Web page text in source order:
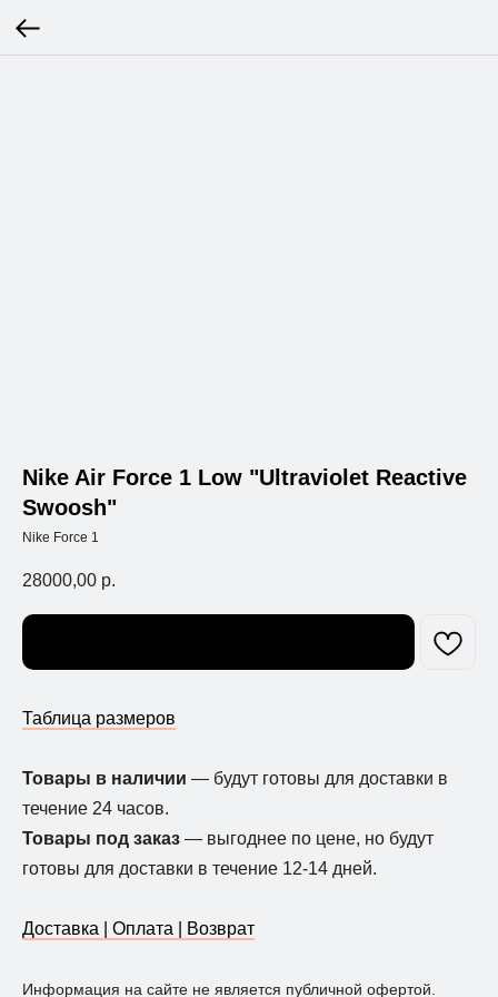
Nike Air Force 1 Low "Ultraviolet Reactive
Swoosh"
Nike Force 1
28000,00 р.
Таблица размеров
Товары в наличии — будут готовы для доставки в
течение 24 часов.
Товары под заказ — выгоднее по цене, но будут
готовы для доставки в течение 12-14 дней.
Доставка | Оплата | Возврат
Информация на сайте не является публичной офертой.